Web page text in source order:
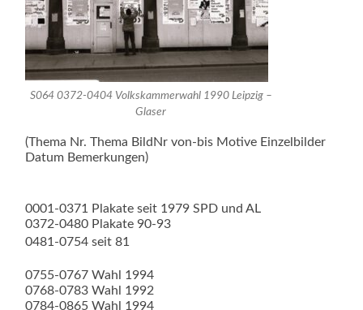
S064 0372-0404 Volkskammerwahl 1990 Leipzig –
Glaser
(Thema Nr. Thema BildNr von-bis Motive Einzelbilder
Datum Bemerkungen)
0001-0371 Plakate seit 1979 SPD und AL
0372-0480 Plakate 90-93
0481-0754 seit 81
0755-0767 Wahl 1994
0768-0783 Wahl 1992
0784-0865 Wahl 1994